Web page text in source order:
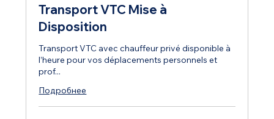
Transport VTC Mise à
Disposition
Transport VTC avec chauffeur privé disponible à
l’heure pour vos déplacements personnels et
prof...
Подробнее